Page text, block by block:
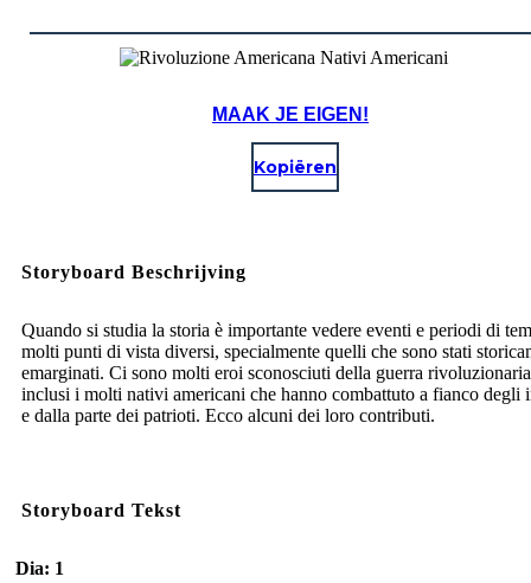
MAAK JE EIGEN!
Kopiëren
Storyboard Beschrijving
Quando si studia la storia è importante vedere eventi e periodi di
molti punti di vista diversi, specialmente quelli che sono stati
emarginati. Ci sono molti eroi sconosciuti della guerra
inclusi i molti nativi americani che hanno combattuto a fianco degli
e dalla parte dei patrioti. Ecco alcuni dei loro contributi.
Storyboard Tekst
Dia: 1